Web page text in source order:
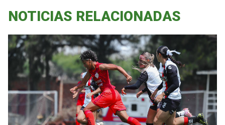
NOTICIAS RELACIONADAS